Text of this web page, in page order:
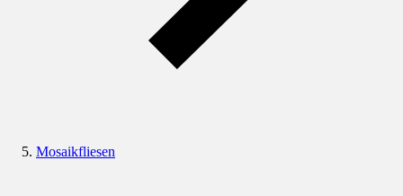
Mosaikfliesen